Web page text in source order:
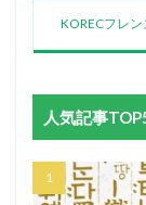
KORECフレ
人気記事